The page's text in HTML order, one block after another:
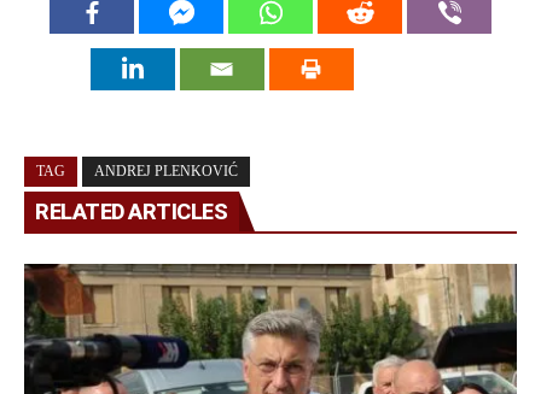
TAG ANDREJ PLENKOVIĆ
RELATED ARTICLES